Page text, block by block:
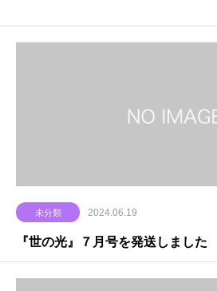
未分類 2024.06.19
『世の光』７月号を発送しました